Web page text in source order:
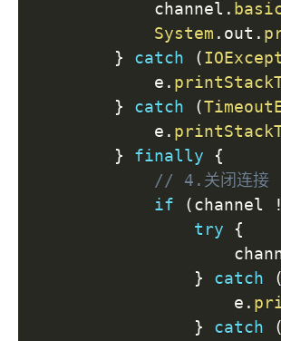
            channel
.
System . out .
}
catch (
            e
.
}
catch (
            e
.
}
finally
{
// 4.关闭连接
if
(channel
try
{
}
catch (
                    e
.
}
catch (